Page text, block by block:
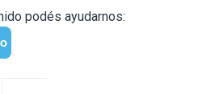
podés ayudarnos: